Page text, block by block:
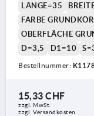
LÄNGE=35
FARBE
OBERFLÄCHE
D=3,5
D1=10
Bestellnummer:
15,33 CHF
zzgl. MwSt.
zzgl. Versandkosten